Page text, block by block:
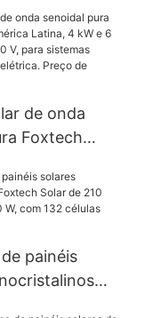
de 500W,
de onda
Foxtech
120/240 V,
isolados da
Preço de
painéis